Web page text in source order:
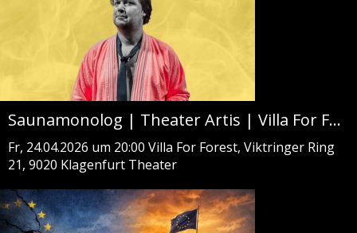
Saunamonolog | Theater Artis | Villa For Forest
Fr, 24.04.2026 um 20:00 Villa For Forest, Viktringer Ring
21, 9020 Klagenfurt Theater